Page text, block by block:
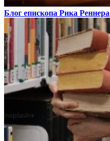
Блог епископа Рика Реннера